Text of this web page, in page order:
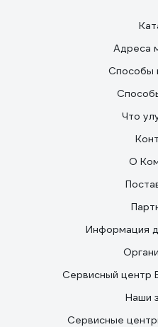
Адреса
Способы
Что
О
Информация
Сервисный центр
Наши
Сервисные